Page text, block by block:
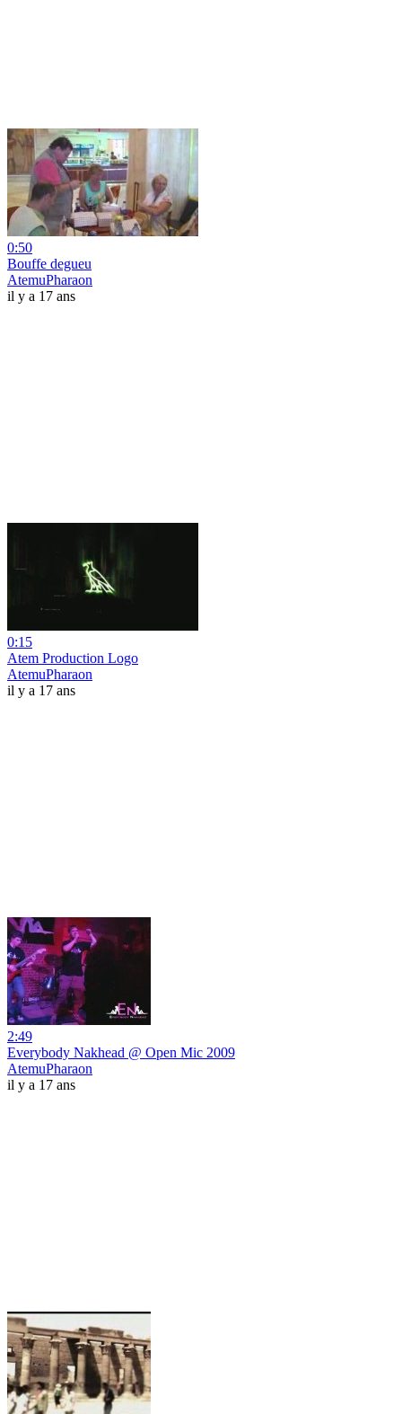
0:50
Bouffe degueu
AtemuPharaon
il y a 17 ans
0:15
Atem Production Logo
AtemuPharaon
il y a 17 ans
2:49
Everybody Nakhead @ Open Mic 2009
AtemuPharaon
il y a 17 ans